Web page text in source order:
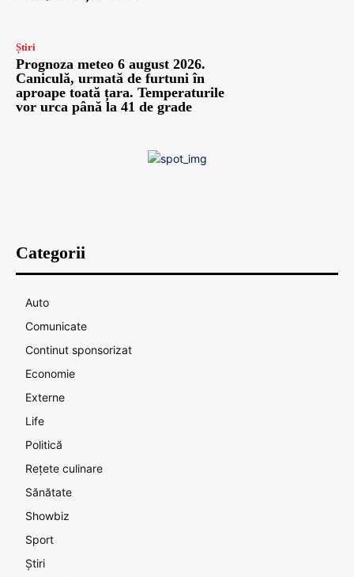
Știri
Prognoza meteo 6 august 2026.
Caniculă, urmată de furtuni în
aproape toată țara. Temperaturile
vor urca până la 41 de grade
Categorii
Auto
Comunicate
Continut sponsorizat
Economie
Externe
Life
Politică
Rețete culinare
Sănătate
Showbiz
Sport
Știri